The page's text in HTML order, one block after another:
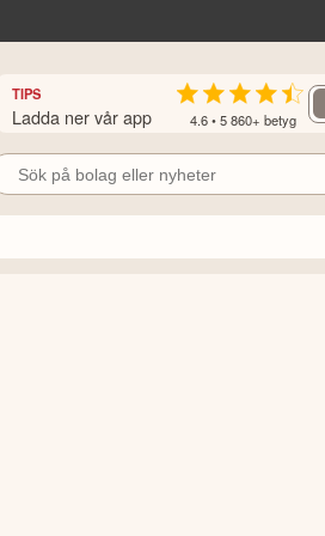
TIPS
Ladda ner vår app 4.6 • 5 860+ betyg